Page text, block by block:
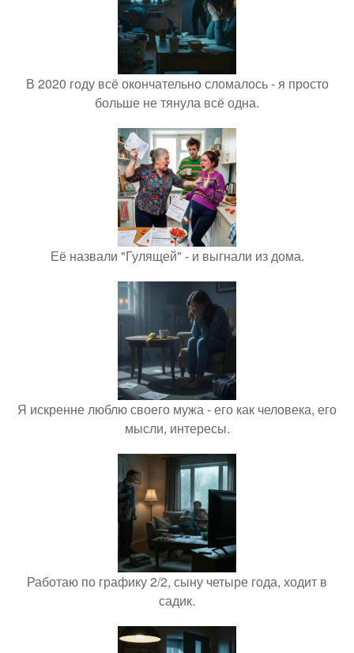
В 2020 году всё окончательно сломалось - я просто
больше не тянула всё одна.
Её назвали "Гулящей" - и выгнали из дома.
Я искренне люблю своего мужа - его как человека, его
мысли, интересы.
Работаю по графику 2/2, сыну четыре года, ходит в
садик.